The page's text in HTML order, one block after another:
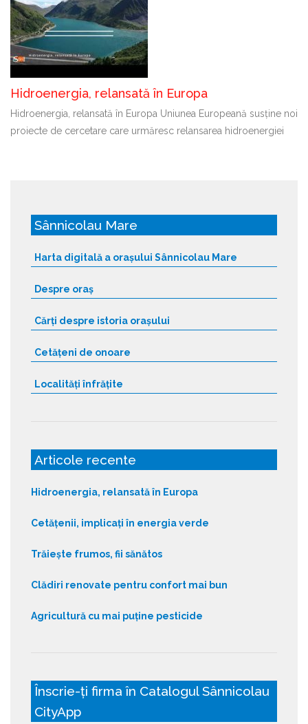
Hidroenergia, relansată în Europa
Hidroenergia, relansată în Europa Uniunea Europeană susține noi
proiecte de cercetare care urmăresc relansarea hidroenergiei
Sânnicolau Mare
Harta digitală a orașului Sânnicolau Mare
Despre oraș
Cărți despre istoria orașului
Cetățeni de onoare
Localități înfrățite
Articole recente
Hidroenergia, relansată în Europa
Cetățenii, implicați în energia verde
Trăiește frumos, fii sănătos
Clădiri renovate pentru confort mai bun
Agricultură cu mai puține pesticide
Înscrie-ți firma în Catalogul Sânnicolau
CityApp